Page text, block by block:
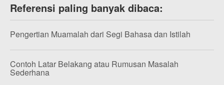
Referensi paling banyak dibaca:
Pengertian Muamalah dari Segi Bahasa dan Istilah
Contoh Latar Belakang atau Rumusan Masalah
Sederhana